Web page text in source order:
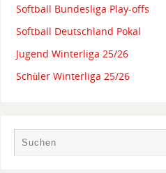
Softball Bundesliga Play-offs
Softball Deutschland Pokal
Jugend Winterliga 25/26
Schüler Winterliga 25/26